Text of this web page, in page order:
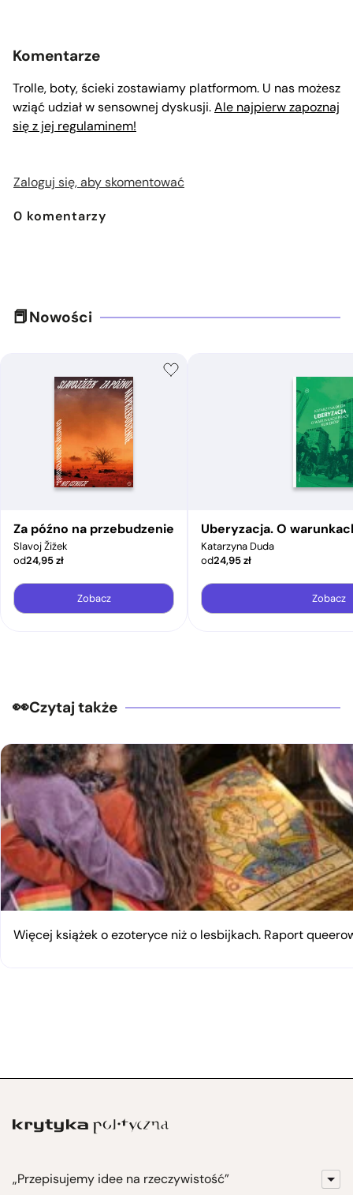
Komentarze
Trolle, boty, ścieki zostawiamy platformom. U nas możesz
wziąć udział w sensownej dyskusji.Ale najpierw zapoznaj
się z jej regulaminem!
Zaloguj się, aby skomentować
0 komentarzy
Nowości
Za późno na przebudzenie
Slavoj Žižek
od24,95zł
Zobacz
Uberyzacja. O
Katarzyna Duda
od24,95zł
Zobacz
Czytaj także
Więcej książek o ezoteryce niż o lesbijkach. Raport
„Przepisujemy idee na rzeczywistość”